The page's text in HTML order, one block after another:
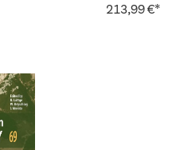
213,99 €*